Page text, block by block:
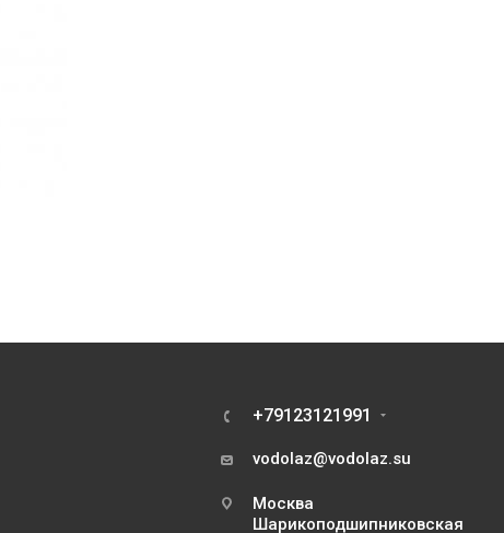
+79123121991
vodolaz@vodolaz.su
Москва
Шарикоподшипниковская